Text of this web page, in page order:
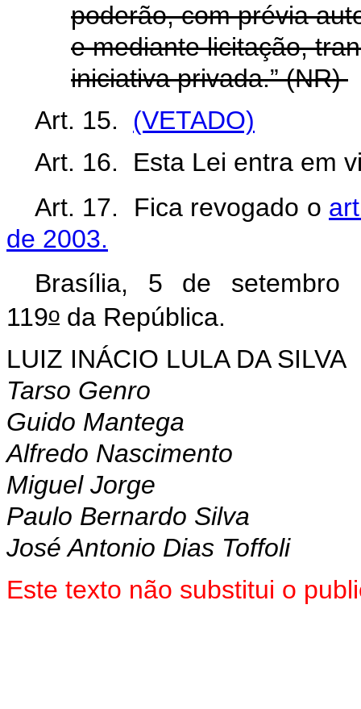
poderão, com prévia
e mediante licitação,
iniciativa privada.” (NR)
Art. 15. (VETADO)
Art. 16. Esta Lei entra em
Art. 17. Fica revogado o
de 2003.
Brasília, 5 de setembro
119o da República.
LUIZ INÁCIO LULA DA SILVA
Tarso Genro
Guido Mantega
Alfredo Nascimento
Miguel Jorge
Paulo Bernardo Silva
José Antonio Dias Toffoli
Este texto não substitui o